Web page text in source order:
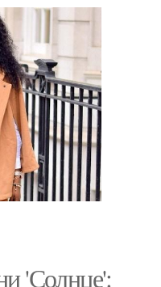
'Солнце':